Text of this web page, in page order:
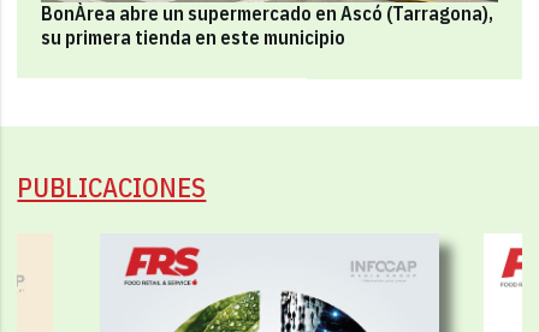
BonÀrea abre un supermercado en Ascó (Tarragona),
su primera tienda en este municipio
PUBLICACIONES